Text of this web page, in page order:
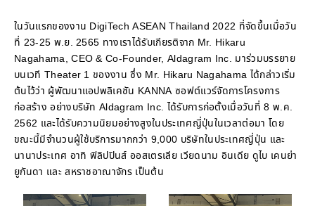
ในวันแรกของงาน DigiTech ASEAN Thailand 2022 ที่จัดขึ้นเมื่อวัน
ที่ 23-25 พ.ย. 2565 ทางเราได้รับเกียรติจาก Mr. Hikaru
Nagahama, CEO & Co-Founder, Aldagram Inc. มาร่วมบรรยาย
บนเวที Theater 1 ของงาน ซึ่ง Mr. Hikaru Nagahama ได้กล่าวเริ่ม
ต้นไว้ว่า ผู้พัฒนาแอปพลิเคชัน KANNA ซอฟต์แวร์จัดการโครงการ
ก่อสร้าง อย่างบริษัท Aldagram Inc. ได้รับการก่อตั้งเมื่อวันที่ 8 พ.ค.
2562 และได้รับความนิยมอย่างสูงในประเทศญี่ปุ่นในเวลาต่อมา โดย
ขณะนี้มีจำนวนผู้ใช้บริการมากกว่า 9,000 บริษัทในประเทศญี่ปุ่น และ
นานาประเทศ อาทิ ฟิลิปปินส์ ออสเตรเลีย เวียดนาม อินเดีย ดูไบ เคนย่า
ยูกันดา และ สหราชอาณาจักร เป็นต้น